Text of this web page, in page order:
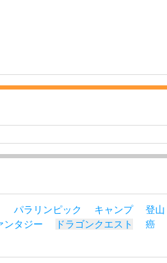
パラリンピック キャンプ 登山
ンタジー ドラゴンクエスト 癌